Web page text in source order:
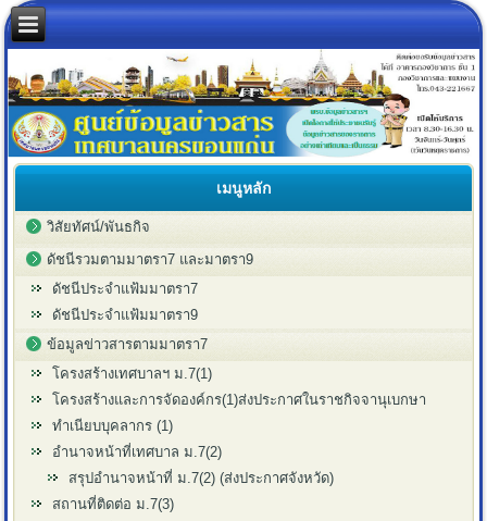
เมนูหลัก
วิสัยทัศน์/พันธกิจ
ดัชนีรวมตามมาตรา7 และมาตรา9
ดัชนีประจำแฟ้มมาตรา7
ดัชนีประจำแฟ้มมาตรา9
ข้อมูลข่าวสารตามมาตรา7
โครงสร้างเทศบาลฯ ม.7(1)
โครงสร้างและการจัดองค์กร(1)ส่งประกาศในราชกิจจานุเบกษา
ทำเนียบบุคลากร (1)
อำนาจหน้าที่เทศบาล ม.7(2)
สรุปอำนาจหน้าที่ ม.7(2) (ส่งประกาศจังหวัด)
สถานที่ติดต่อ ม.7(3)